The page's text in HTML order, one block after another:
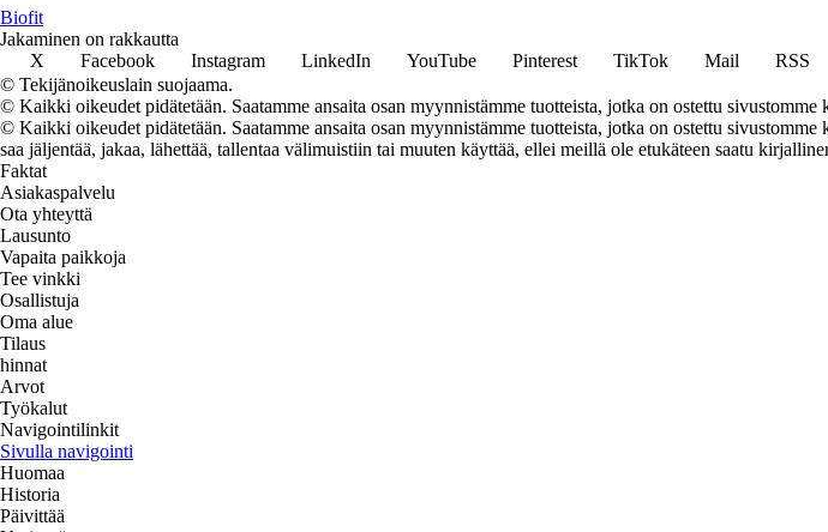
Biofit
Jakaminen on rakkautta
X
Facebook Instagram LinkedIn YouTube Pinterest TikTok Mail
RSS
© Tekijänoikeuslain suojaama.
© Kaikki oikeudet pidätetään. Saatamme ansaita osan myynnistämme tuotteista, jotka on ostettu
© Kaikki oikeudet pidätetään. Saatamme ansaita osan myynnistämme tuotteista, jotka on ostettu
saa jäljentää, jakaa, lähettää, tallentaa välimuistiin tai muuten käyttää, ellei meillä ole etukäteen saatu
Faktat
Asiakaspalvelu
Ota yhteyttä
Lausunto
Vapaita paikkoja
Tee vinkki
Osallistuja
Oma alue
Tilaus
hinnat
Arvot
Työkalut
Navigointilinkit
Sivulla navigointi
Huomaa
Historia
Päivittää